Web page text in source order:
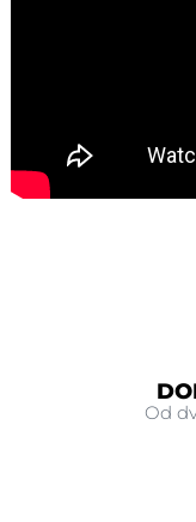
Od